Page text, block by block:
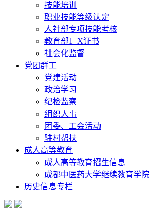
技能培训
职业技能等级认定
人社部专项技能考核
教育部1+X证书
社会化监督
党团群工
党建活动
政治学习
纪检监察
组织人事
团委、工会活动
驻村帮扶
成人高等教育
成人高等教育招生信息
成都中医药大学继续教育学院
历史信息专栏